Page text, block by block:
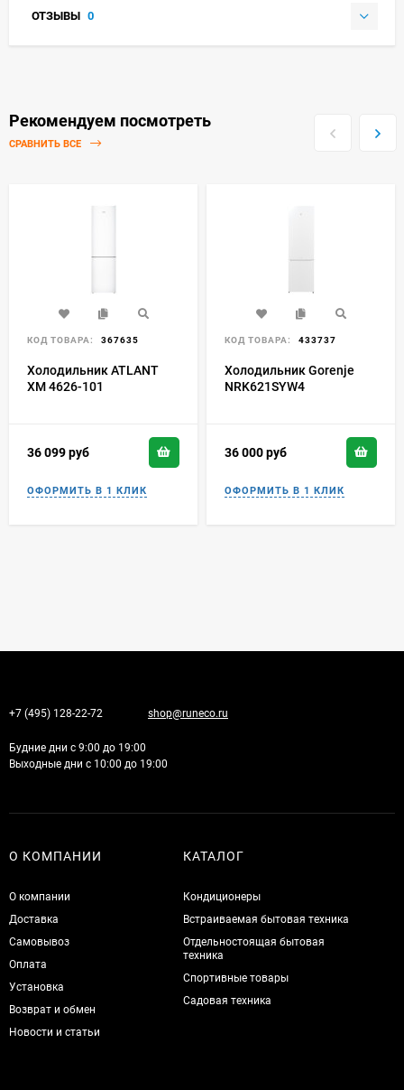
ОТЗЫВЫ 0
Рекомендуем посмотреть
СРАВНИТЬ ВСЕ
КОД ТОВАРА: 367635
Холодильник ATLANT
ХМ 4626-101
36 099руб
КОД ТОВАРА: 433737
Холодильник Gorenje
NRK621SYW4
36 000руб
+7 (495) 128-22-72 shop@runeco.ru
Будние дни с 9:00 до 19:00
Выходные дни с 10:00 до 19:00
О КОМПАНИИ
О компании
Доставка
Самовывоз
Оплата
Установка
Возврат и обмен
Новости и статьи
КАТАЛОГ
Кондиционеры
Встраиваемая бытовая техника
Отдельностоящая бытовая
техника
Спортивные товары
Садовая техника